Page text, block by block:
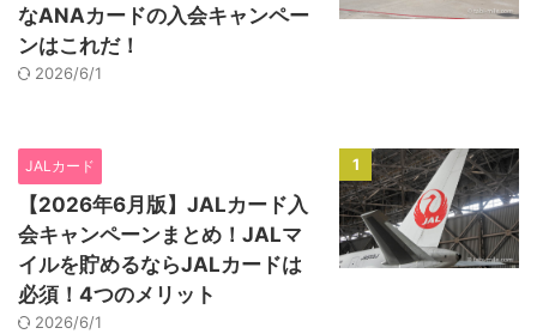
なANAカードの入会キャンペー
ンはこれだ！
2026/6/1
1
JALカード
【2026年6月版】JALカード入
会キャンペーンまとめ！JALマ
イルを貯めるならJALカードは
必須！4つのメリット
2026/6/1